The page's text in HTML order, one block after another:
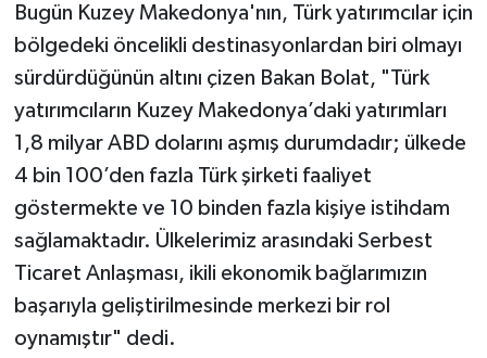
Bugün Kuzey Makedonya'nın, Türk yatırımcılar için
bölgedeki öncelikli destinasyonlardan biri olmayı
sürdürdüğünün altını çizen Bakan Bolat, "Türk
yatırımcıların Kuzey Makedonya’daki yatırımları
1,8 milyar ABD dolarını aşmış durumdadır; ülkede
4 bin 100’den fazla Türk şirketi faaliyet
göstermekte ve 10 binden fazla kişiye istihdam
sağlamaktadır. Ülkelerimiz arasındaki Serbest
Ticaret Anlaşması, ikili ekonomik bağlarımızın
başarıyla geliştirilmesinde merkezi bir rol
oynamıştır" dedi.